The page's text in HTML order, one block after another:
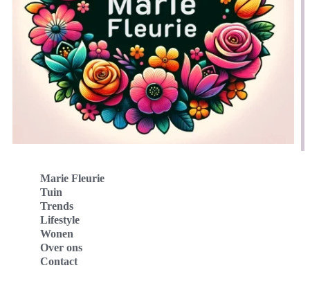
Marie Fleurie
Tuin
Trends
Lifestyle
Wonen
Over ons
Contact